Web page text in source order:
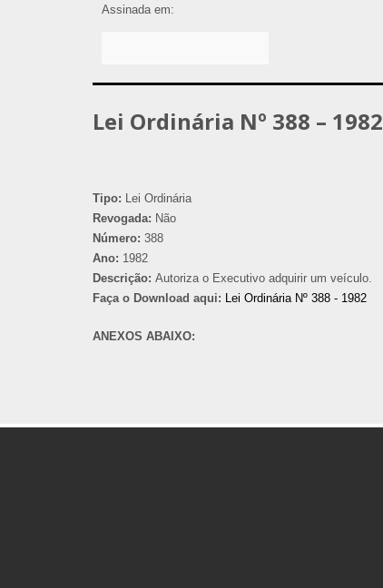
Assinada em:
Lei Ordinária Nº 388 – 1982
Tipo: Lei Ordinária
Revogada: Não
Número: 388
Ano: 1982
Descrição: Autoriza o Executivo adquirir um veículo.
Faça o Download aqui: Lei Ordinária Nº 388 - 1982
ANEXOS ABAIXO: